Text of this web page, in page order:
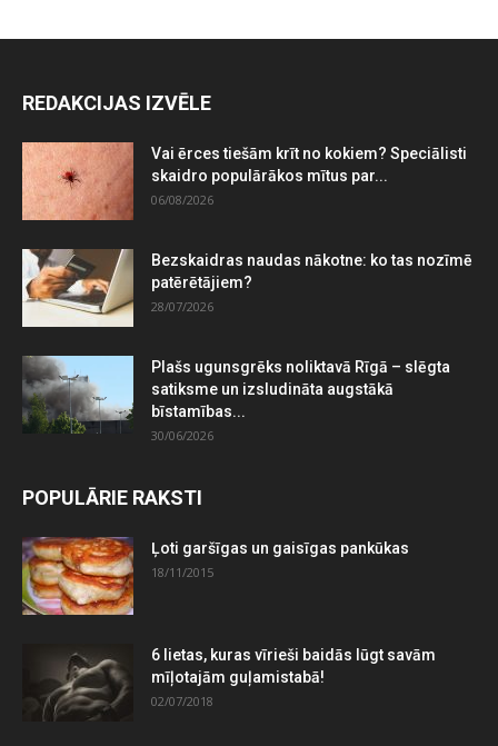
REDAKCIJAS IZVĒLE
Vai ērces tiešām krīt no kokiem? Speciālisti
skaidro populārākos mītus par...
06/08/2026
Bezskaidras naudas nākotne: ko tas nozīmē
patērētājiem?
28/07/2026
Plašs ugunsgrēks noliktavā Rīgā – slēgta
satiksme un izsludināta augstākā
bīstamības...
30/06/2026
POPULĀRIE RAKSTI
Ļoti garšīgas un gaisīgas pankūkas
18/11/2015
6 lietas, kuras vīrieši baidās lūgt savām
mīļotajām guļamistabā!
02/07/2018